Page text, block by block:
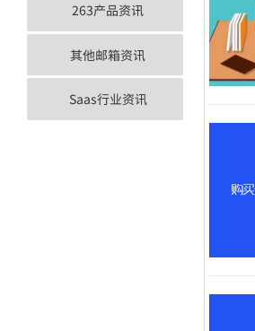
263产品资讯
其他邮箱资讯
Saas行业资讯